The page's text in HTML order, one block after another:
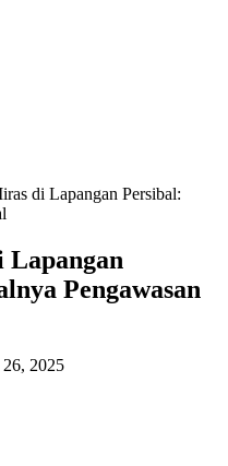
di Lapangan Persibal:
Lapangan
Pengawasan
2025